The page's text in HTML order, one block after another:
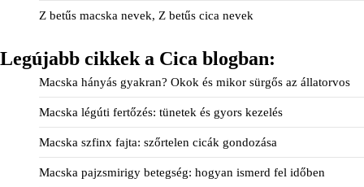
Z betűs macska nevek, Z betűs cica nevek
Legújabb cikkek a Cica blogban:
Macska hányás gyakran? Okok és mikor sürgős az állatorvos
Macska légúti fertőzés: tünetek és gyors kezelés
Macska szfinx fajta: szőrtelen cicák gondozása
Macska pajzsmirigy betegség: hogyan ismerd fel időben